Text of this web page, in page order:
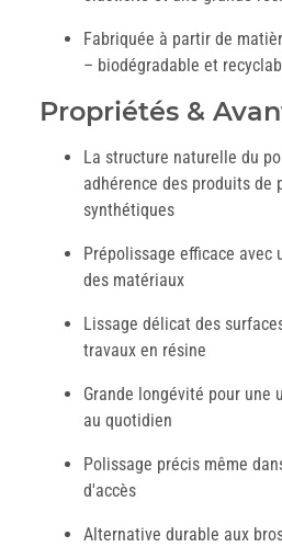
Fabriquée à partir de
– biodégradable et
Propriétés &
La structure naturelle du
adhérence des produits de
synthétiques
Prépolissage efficace avec
des matériaux
Lissage délicat des
travaux en résine
Grande longévité pour une
au quotidien
Polissage précis même
d'accès
Alternative durable aux